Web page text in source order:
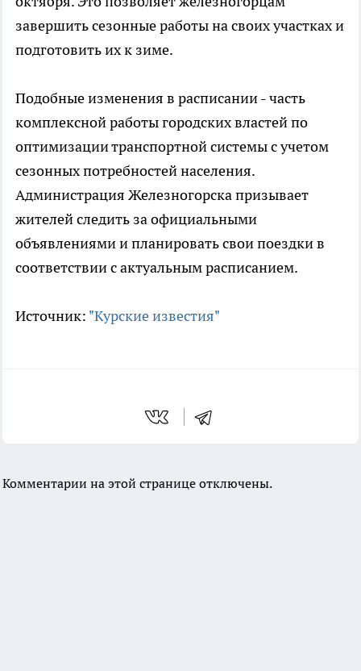
завершить сезонные работы на своих участках и
подготовить их к зиме.
Подобные изменения в расписании - часть
комплексной работы городских властей по
оптимизации транспортной системы с учетом
сезонных потребностей населения.
Администрация Железногорска призывает
жителей следить за официальными
объявлениями и планировать свои поездки в
соответствии с актуальным расписанием.
Источник: "Курские известия"
Комментарии на этой странице отключены.